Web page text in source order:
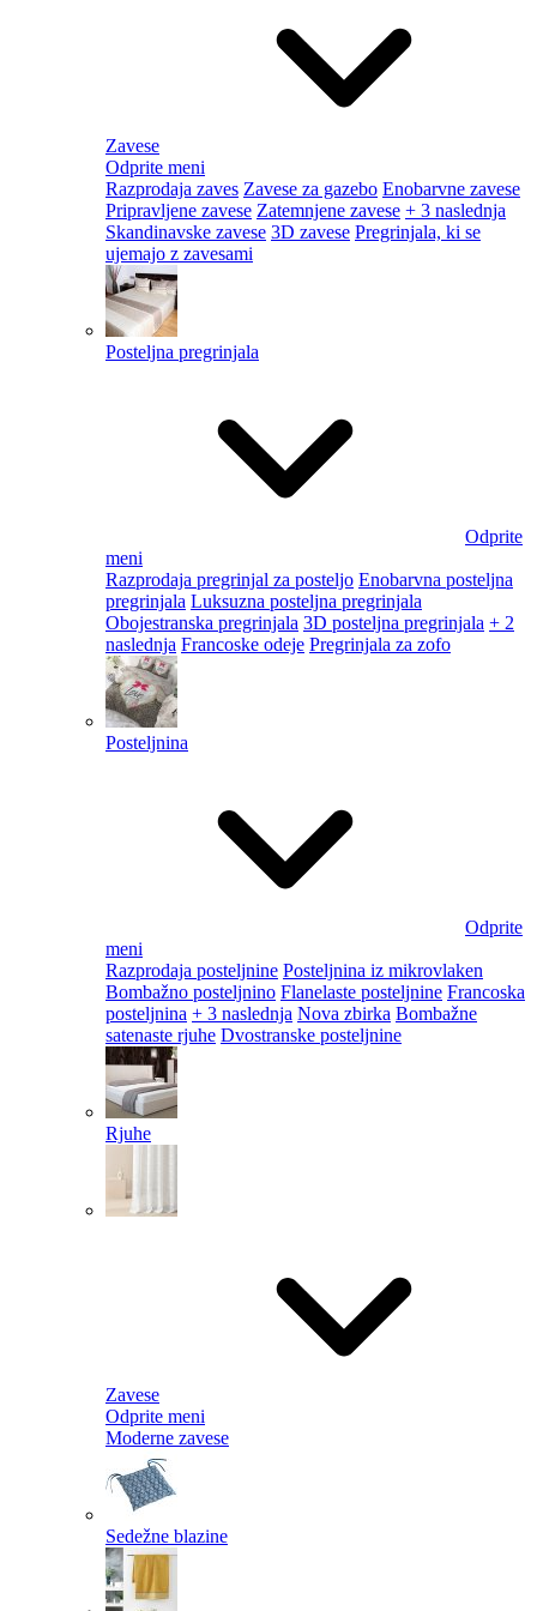
Zavese
Odprite meni
Razprodaja zaves Zavese za gazebo Enobarvne zavese
Pripravljene zavese Zatemnjene zavese + 3 naslednja
Skandinavske zavese 3D zavese Pregrinjala, ki se
ujemajo z zavesami
Posteljna pregrinjala
Odprite
meni
Razprodaja pregrinjal za posteljo Enobarvna posteljna
pregrinjala Luksuzna posteljna pregrinjala
Obojestranska pregrinjala 3D posteljna pregrinjala + 2
naslednja Francoske odeje Pregrinjala za zofo
Posteljnina
Odprite
meni
Razprodaja posteljnine Posteljnina iz mikrovlaken
Bombažno posteljnino Flanelaste posteljnine Francoska
posteljnina + 3 naslednja Nova zbirka Bombažne
satenaste rjuhe Dvostranske posteljnine
Rjuhe
Zavese
Odprite meni
Moderne zavese
Sedežne blazine